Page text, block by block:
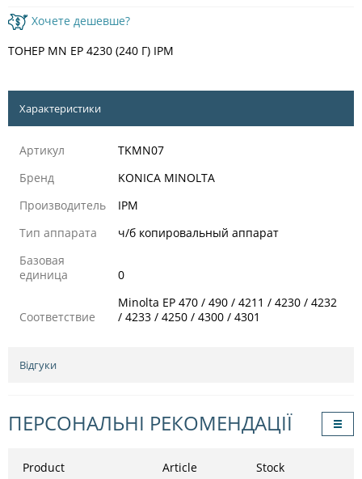
Хочете дешевше?
ТОНЕР MN EP 4230 (240 Г) IPM
Характеристики
Артикул
TKMN07
Бренд
KONICA MINOLTA
Производитель
IPM
Тип аппарата
ч/б копировальный аппарат
Базовая
единица
0
Соответствие
Minolta EP 470 / 490 / 4211 / 4230 / 4232
/ 4233 / 4250 / 4300 / 4301
Відгуки
ПЕРСОНАЛЬНІ РЕКОМЕНДАЦІЇ
Product Article Stock